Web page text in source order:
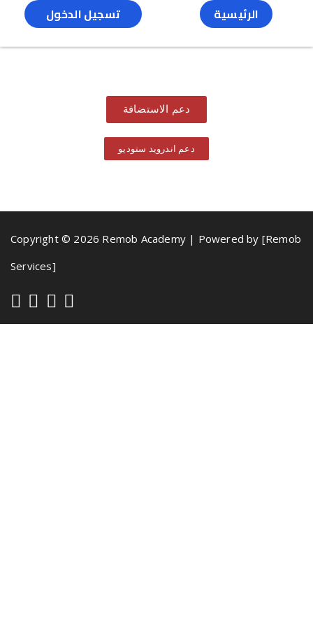
الرئيسية تسجيل الدخول
دعم الاستضافة
دعم اندرويد ستوديو
Copyright © 2026 Remob Academy | Powered by [Remob
Services]